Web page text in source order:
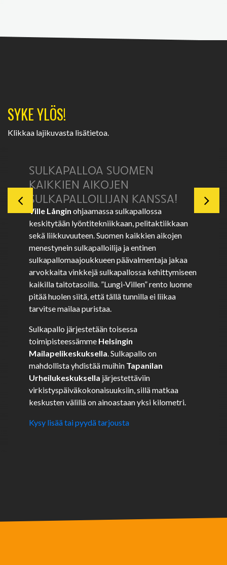
SYKE YLÖS!
Klikkaa lajikuvasta lisätietoa.
SULKAPALLOA SUOMEN
KAIKKIEN AIKOJEN
SULKAPALLOILIJAN KANSSA!
Ville Långin ohjaamassa sulkapallossa
keskitytään lyöntitekniikkaan, pelitaktiikkaan
sekä liikkuvuuteen. Suomen kaikkien aikojen
menestynein sulkapalloilija ja entinen
sulkapallomaajoukkueen päävalmentaja jakaa
arvokkaita vinkkejä sulkapallossa kehittymiseen
kaikilla taitotasoilla. ”Lungi-Villen” rento luonne
pitää huolen siitä, että tällä tunnilla ei liikaa
tarvitse mailaa puristaa.
Sulkapallo järjestetään toisessa
toimipisteessämme Helsingin
Mailapelikeskuksella. Sulkapallo on
mahdollista yhdistää muihin Tapanilan
Urheilukeskuksella järjestettäviin
virkistyspäiväkokonaisuuksiin, sillä matkaa
keskusten välillä on ainoastaan yksi kilometri.
Kysy lisää tai pyydä tarjousta